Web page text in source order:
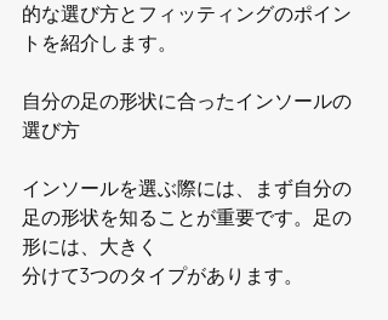
的な選び方とフィッティングのポイン
トを紹介します。
自分の足の形状に合ったインソールの
選び方
インソールを選ぶ際には、まず自分の
足の形状を知ることが重要です。足の
形には、大きく
分けて3つのタイプがあります。